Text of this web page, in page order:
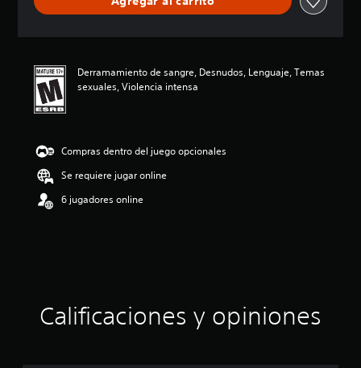
i
c
o
s
Derramamiento de sangre, Desnudos, Lenguaje, Temas
sexuales, Violencia intensa
Compras dentro del juego opcionales
Se requiere jugar online
6 jugadores online
Calificaciones y opiniones